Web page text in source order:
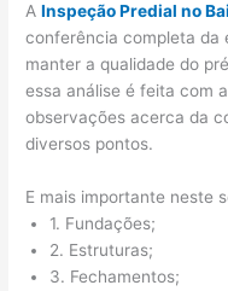
AInspeção Predial no
conferência completa da
manter a qualidade do
essa análise é feita com
observações acerca da
diversos pontos.
E mais importante neste
1. Fundações;
2. Estruturas;
3. Fechamentos;